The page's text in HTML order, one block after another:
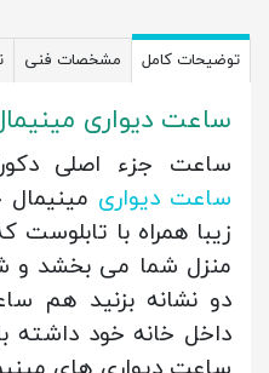
توضیحات کامل مشخصات فنی
ساعت دیواری
ساعت جزء اصلی
ساعت دیواری
زیبا همراه با تابلوست
منزل شما می بخشد و
دو نشانه بزنید هم
داخل خانه خود داشته